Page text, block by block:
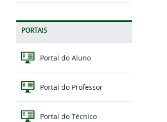
PORTAIS
Portal do Aluno
Portal do Professor
Portal do Técnico